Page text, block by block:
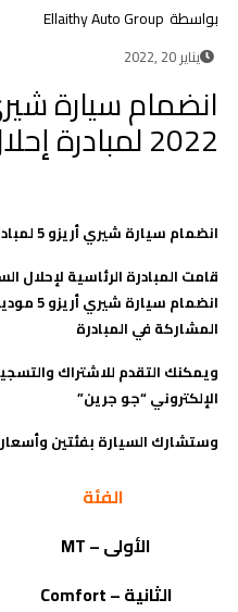
بواسطة Ellaithy Auto Group
يناير 20 ,2022
2022 لمبادرة إحلال السيارات
انضمام سيارة شيري أريزو 5 لمبادرة إحلال السيارات المتقادمة
قامت المبادرة الرئاسية لإحلال
المشاركة في المبادرة
ويمكنك التقدم للاشتراك
الإلكتروني “جو جرين”
وستشارك السيارة بفئتين
الفئة
الأولى –MT
الثانية –Comfort